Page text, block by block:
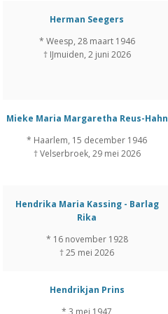
Herman Seegers
* Weesp, 28 maart 1946
† IJmuiden, 2 juni 2026
Mieke Maria Margaretha Reus-Hahn
* Haarlem, 15 december 1946
† Velserbroek, 29 mei 2026
Hendrika Maria Kassing - Barlag
Rika
* 16 november 1928
† 25 mei 2026
Hendrikjan Prins
* 3 mei 1947